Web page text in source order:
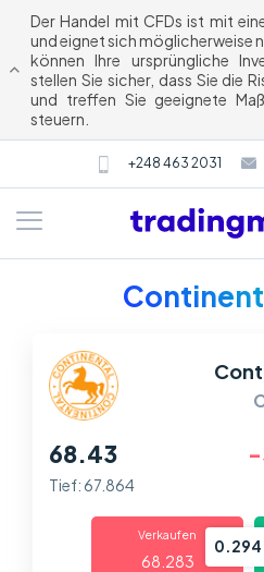
Der Handel mit CFDs ist mit
und eignet sich möglicherweise
können Ihre ursprüngliche
stellen Sie sicher, dass Sie die
und treffen Sie geeignete
steuern.
+248 463 2031
Über uns
68.43 -
Tief: 67.864
Verkaufen
68.283
0.294